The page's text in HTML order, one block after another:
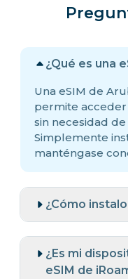
¿Qué es una
Una eSIM de
permite
sin necesidad
Simplemente
manténgase
¿Cómo
¿Es mi
eSIM de